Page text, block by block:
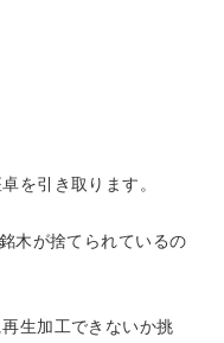
を引き取ります。
木が捨てられているの
生加工できないか挑